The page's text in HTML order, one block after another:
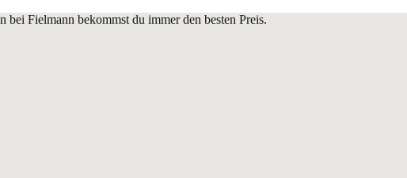
bei Fielmann bekommst du immer den besten Preis.